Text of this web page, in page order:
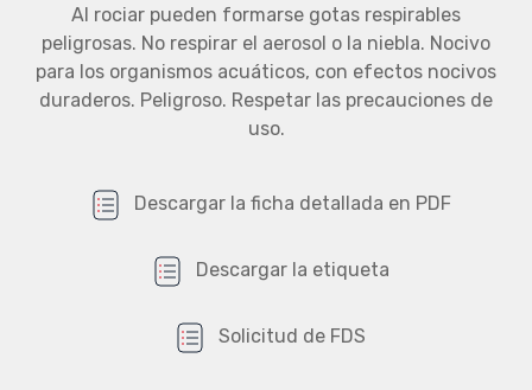
Al rociar pueden formarse gotas respirables
peligrosas. No respirar el aerosol o la niebla. Nocivo
para los organismos acuáticos, con efectos nocivos
duraderos. Peligroso. Respetar las precauciones de
uso.
Descargar la ficha detallada en PDF
Descargar la etiqueta
Solicitud de FDS